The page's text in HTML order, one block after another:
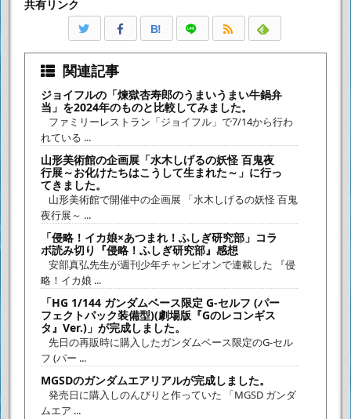
共有リンク
B!
関連記事
ジョイフルの「煉獄杏寿郎のうまいうまい牛鍋弁
当」を2024年のものと比較してみました。
ファミリーレストラン「ジョイフル」で7/14から行わ
れている ...
山形美術館の企画展「水木しげるの妖怪 百鬼夜
行展～お化けたちはこうして生まれた～」に行っ
てきました。
山形美術館で開催中の企画展 「水木しげるの妖怪 百鬼
夜行展～ ...
「侵略！イカ娘×あつまれ！ふしぎ研究部」コラ
ボ読み切り『侵略！ふしぎ研究部』感想
安部真弘先生が週刊少年チャンピオンで連載した 『侵
略！イカ娘 ...
「HG 1/144 ガンダムベース限定 G-セルフ (パー
フェクトパック装備型)(劇場版『Gのレコンギス
タ』Ver.)」が完成しました。
先日の再販時に購入したガンダムベース限定のG-セル
フ (パー ...
MGSDのガンダムエアリアルが完成しました。
発売日に購入しのんびりと作っていた 「MGSD ガンダ
ムエア ...